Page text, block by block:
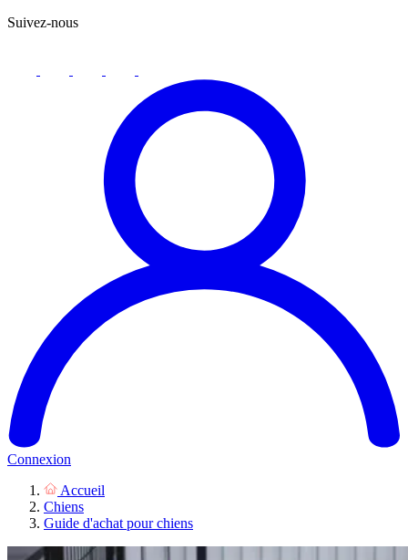
Suivez-nous
Connexion
Accueil
Chiens
Guide d'achat pour chiens